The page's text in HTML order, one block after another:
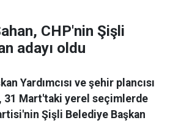
CHP'nin Şişli
adayı oldu
Yardımcısı ve şehir plancısı
31 Mart'taki yerel seçimlerde
Şişli Belediye Başkan